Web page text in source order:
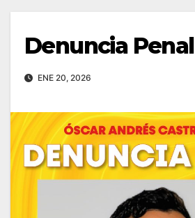
Denuncia Penal
ENE 20, 2026